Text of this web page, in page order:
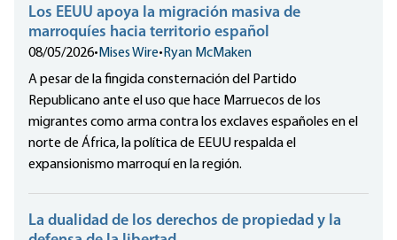
Los EEUU apoya la migración masiva de
marroquíes hacia territorio español
08/05/2026• Mises Wire• Ryan McMaken
A pesar de la fingida consternación del Partido
Republicano ante el uso que hace Marruecos de los
migrantes como arma contra los exclaves españoles en el
norte de África, la política de EEUU respalda el
expansionismo marroquí en la región.
La dualidad de los derechos de propiedad y la